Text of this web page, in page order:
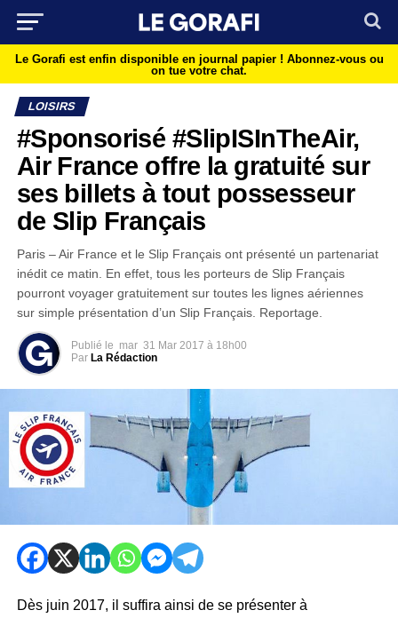
Le Gorafi est enfin disponible en journal papier ! Abonnez-vous ou
on tue votre chat.
LOISIRS
#Sponsorisé #SlipISInTheAir,
Air France offre la gratuité sur
ses billets à tout possesseur
de Slip Français
Paris – Air France et le Slip Français ont présenté un partenariat
inédit ce matin. En effet, tous les porteurs de Slip Français
pourront voyager gratuitement sur toutes les lignes aériennes
sur simple présentation d’un Slip Français. Reportage.
Publié le mar 31 Mar 2017 à 18h00
Par La Rédaction
Dès juin 2017, il suffira ainsi de se présenter à